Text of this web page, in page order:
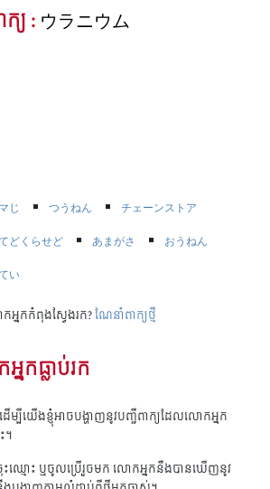
យ :ウラニウム
じ つうねん
チェーンストア
どくらせど あまがさ
おうねん
い
នកកំពុងស្វែងរក?ណែនាំពាក្យថ្មី
កធ្លាប់រក
បីយើងខ្ញុំអាចបង្ហាញនូវបញ្ជីពាក្យដែលលោកអ្នក
។
ឈ្មោះ ឬចូលប្រើរួចមក លោកអ្នកនឹងបានឃើញនូវ